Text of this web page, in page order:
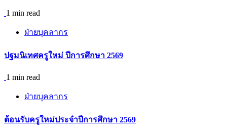
1 min read
ฝ่ายบุคลากร
ปฐมนิเทศครูใหม่ ปีการศึกษา 2569
1 min read
ฝ่ายบุคลากร
ต้อนรับครูใหม่ประจำปีการศึกษา 2569